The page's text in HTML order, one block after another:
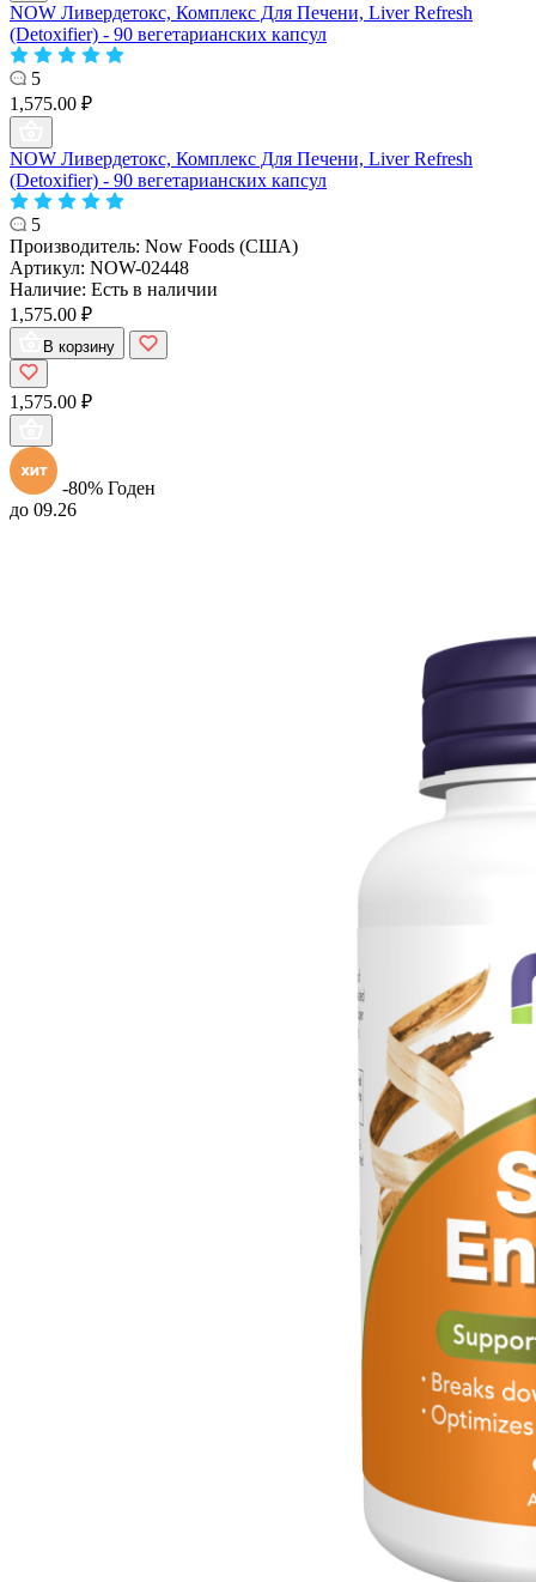
NOW Ливердетокс, Комплекс Для Печени, Liver Refresh
(Detoxifier) - 90 вегетарианских капсул
5
1,575.00 ₽
NOW Ливердетокс, Комплекс Для Печени, Liver Refresh
(Detoxifier) - 90 вегетарианских капсул
5
Производитель: Now Foods (США)
Артикул: NOW-02448
Наличие: Есть в наличии
1,575.00 ₽
В корзину
1,575.00 ₽
-80% Годен
до 09.26